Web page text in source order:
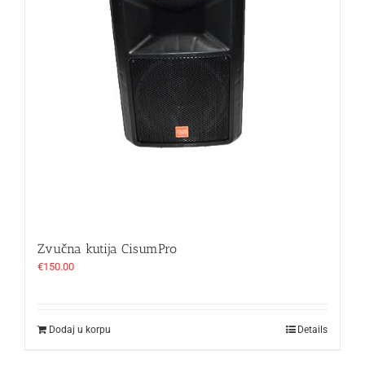
Zvučna kutija CisumPro
€150.00
Dodaj u korpu Details